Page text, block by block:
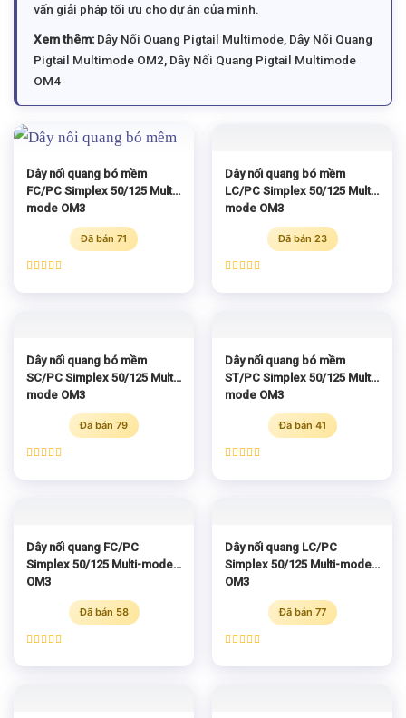
vấn giải pháp tối ưu cho dự án của mình.
Xem thêm: Dây Nối Quang Pigtail Multimode Dây Nối Quang
Pigtail Multimode OM2 Dây Nối Quang Pigtail Multimode
OM4
Dây nối quang bó mềm
FC/PC Simplex 50/125 Multi-
mode OM3
Đã bán 71
hạng5.00
Dây nối quang bó mềm
LC/PC Simplex 50/125 Multi-
mode OM3
Đã bán 23
hạng5.00
Dây nối quang bó mềm
SC/PC Simplex 50/125 Multi-
mode OM3
Đã bán 79
hạng5.00
Dây nối quang bó mềm
ST/PC Simplex 50/125 Multi-
mode OM3
Đã bán 41
hạng5.00
Dây nối quang FC/PC
Simplex 50/125 Multi-mode
OM3
Đã bán 58
hạng5.00
Dây nối quang LC/PC
Simplex 50/125 Multi-mode
OM3
Đã bán 77
hạng5.00